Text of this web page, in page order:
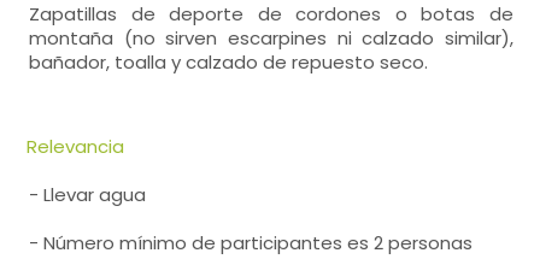
Zapatillas de deporte de cordones o botas de
montaña (no sirven escarpines ni calzado similar),
bañador, toalla y calzado de repuesto seco.
Relevancia
- Llevar agua
- Número mínimo de participantes es 2 personas